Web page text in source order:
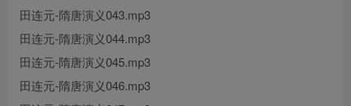
田连元-隋唐演义043.mp3
田连元-隋唐演义044.mp3
田连元-隋唐演义045.mp3
田连元-隋唐演义046.mp3